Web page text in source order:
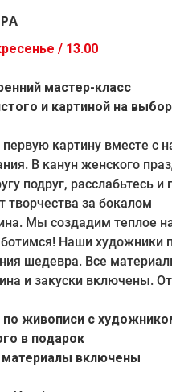
/ 13.00
мастер-класс
и картиной на
картину вместе с
В канун женского
подруг, расслабьтесь и
творчества за бокалом
Мы создадим теплое
Наши художники
шедевра. Все
и закуски включены.
по живописи с
в подарок
материалы включены